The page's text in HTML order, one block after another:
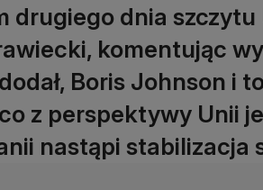
drugiego dnia
komentując
Boris Johnson i
z perspektywy Unii
nastąpi stabilizacja